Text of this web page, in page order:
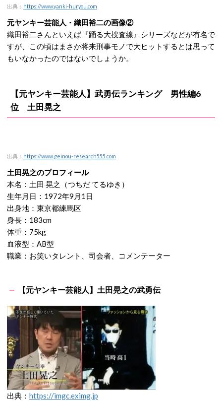
出典： https://www.yanki-huryou.com
元ヤンキー芸能人・織田裕二の画像②
織田裕二さんといえば『踊る大捜査線』シリーズなどが有名で
すが、この頃はまさか将来刑事モノで大ヒットするとは思って
もいなかったのではないでしょうか。
【元ヤンキー芸能人】武勇伝ランキング 男性編6
位 土田晃之
出典： https://www.geinou-research555.com
土田晃之のプロフィール
本名：土田 晃之（つちだ てるゆき）
生年月日：1972年9月1日
出身地：東京都練馬区
身長：183cm
体重：75kg
血液型：AB型
職業：お笑いタレント、司会者、コメンテーター
【元ヤンキー芸能人】土田晃之の武勇伝
出典： https://imgc.eximg.jp